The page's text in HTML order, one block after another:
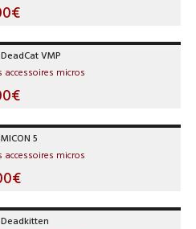
DeadCat VMP
accessoires micros
5
accessoires micros
Deadkitten